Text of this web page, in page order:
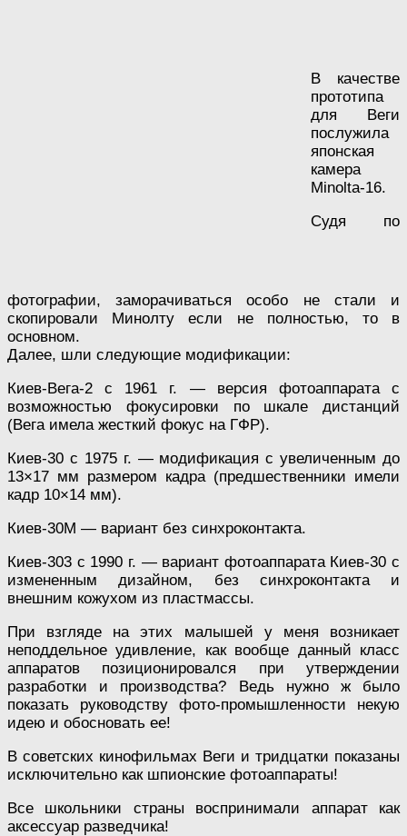
В качестве
прототипа
для Веги
послужила
японская
камера
Minolta-16.
Судя по
фотографии, заморачиваться особо не стали и
скопировали Минолту если не полностью, то в
основном.
Далее, шли следующие модификации:
Киев-Вега-2 с 1961 г. — версия фотоаппарата с
возможностью фокусировки по шкале дистанций
(Вега имела жесткий фокус на ГФР).
Киев-30 с 1975 г. — модификация с увеличенным до
13×17 мм размером кадра (предшественники имели
кадр 10×14 мм).
Киев-30М — вариант без синхроконтакта.
Киев-303 с 1990 г. — вариант фотоаппарата Киев-30 с
измененным дизайном, без синхроконтакта и
внешним кожухом из пластмассы.
При взгляде на этих малышей у меня возникает
неподдельное удивление, как вообще данный класс
аппаратов позиционировался при утверждении
разработки и производства? Ведь нужно ж было
показать руководству фото-промышленности некую
идею и обосновать ее!
В советских кинофильмах Веги и тридцатки показаны
исключительно как шпионские фотоаппараты!
Все школьники страны воспринимали аппарат как
аксессуар разведчика!